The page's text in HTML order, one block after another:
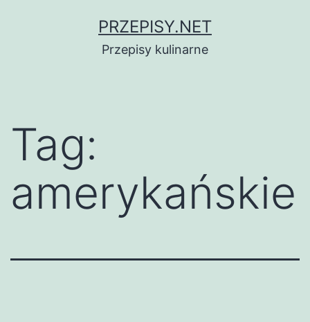
PRZEPISY.NET
Przepisy kulinarne
Tag:
amerykańskie